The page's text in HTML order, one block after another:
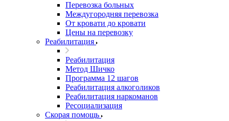
Перевозка больных
Междугородняя перевозка
От кровати до кровати
Цены на перевозку
Реабилитация
Реабилитация
Метод Шичко
Программа 12 шагов
Реабилитация алкоголиков
Реабилитация наркоманов
Ресоциализация
Скорая помощь